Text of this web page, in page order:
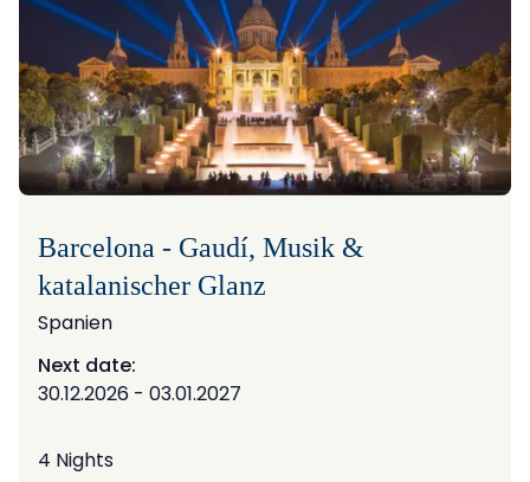
Barcelona - Gaudí, Musik &
katalanischer Glanz
Spanien
Next date:
30.12.2026 - 03.01.2027
4 Nights